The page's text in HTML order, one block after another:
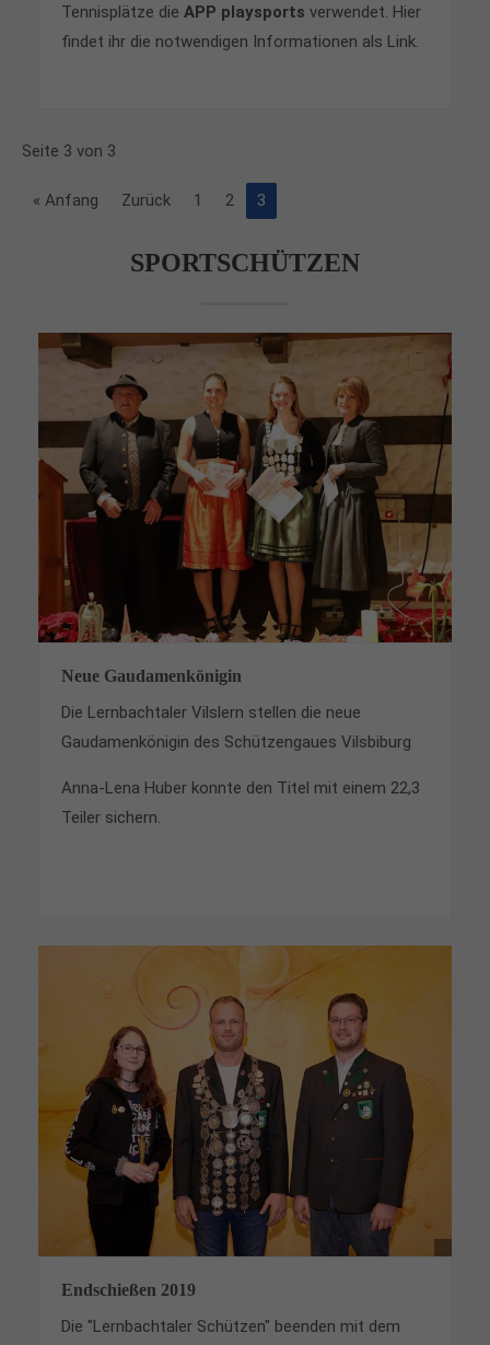
Tennisplätze die APP playsports verwendet. Hier
findet ihr die notwendigen Informationen als Link.
Seite 3 von 3
« Anfang Zurück 1 2 3
SPORTSCHÜTZEN
Neue Gaudamenkönigin
Die Lernbachtaler Vilslern stellen die neue
Gaudamenkönigin des Schützengaues Vilsbiburg
Anna-Lena Huber konnte den Titel mit einem 22,3
Teiler sichern.
Endschießen 2019
Die "Lernbachtaler Schützen" beenden mit dem